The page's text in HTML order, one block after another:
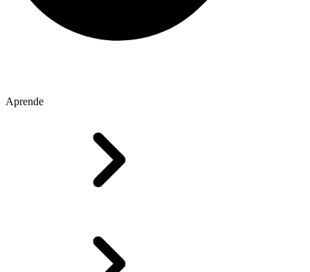
Aprende